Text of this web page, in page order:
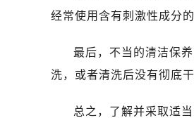
经常使用含有刺激性成分
最后，不当的清洁保
洗，或者清洗后没有彻底
总之，了解并采取适